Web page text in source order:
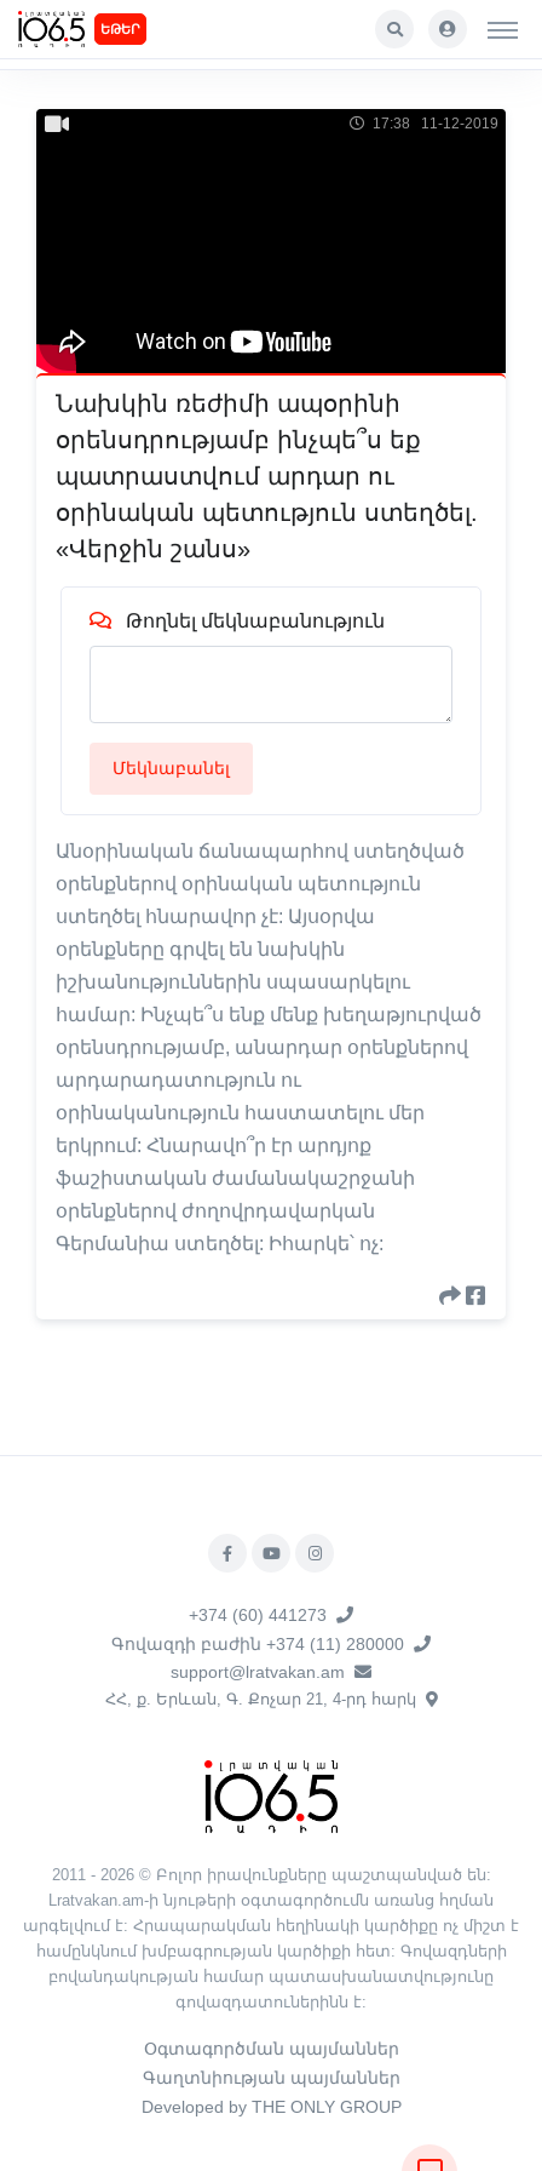
ԵԹԵՐ
17:38 11-12-2019
Նախկին ռեժիմի ապօրինի
օրենսդրությամբ ինչպե՞ս եք
պատրաստվում արդար ու
օրինական պետություն ստեղծել.
«Վերջին շանս»
Թողնել մեկնաբանություն
Մեկնաբանել
Անօրինական ճանապարհով ստեղծված
օրենքներով օրինական պետություն
ստեղծել հնարավոր չէ: Այսօրվա
օրենքները գրվել են նախկին
իշխանություններին սպասարկելու
համար: Ինչպե՞ս ենք մենք խեղաթյուրված
օրենսդրությամբ, անարդար օրենքներով
արդարադատություն ու
օրինականություն հաստատելու մեր
երկրում: Հնարավո՞ր էր արդյոք
ֆաշիստական ժամանակաշրջանի
օրենքներով ժողովրդավարկան
Գերմանիա ստեղծել: Իհարկե՝ ոչ:
+374 (60) 441273
Գովազդի բաժին +374 (11) 280000
support@lratvakan.am
ՀՀ, ք. Երևան, Գ. Քոչար 21, 4-րդ հարկ
2011 - 2026 © Բոլոր իրավունքները պաշտպանված են:
Lratvakan.am-ի նյութերի օգտագործումն առանց հղման
արգելվում է: Հրապարակման հեղինակի կարծիքը ոչ միշտ է
համընկնում խմբագրության կարծիքի հետ: Գովազդների
բովանդակության համար պատասխանատվությունը
գովազդատուներինն է:
Օգտագործման պայմաններ
Գաղտնիության պայմաններ
Developed by THE ONLY GROUP